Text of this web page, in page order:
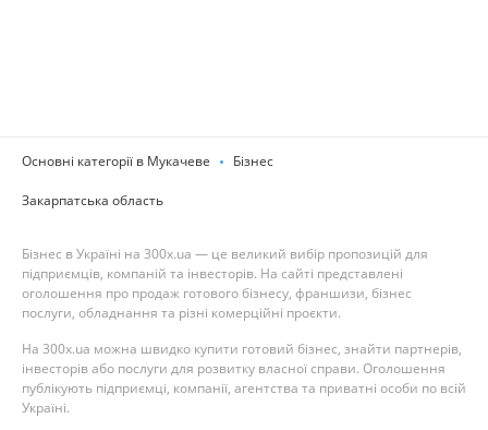
Основні категорії в Мукачеве Бізнес
Закарпатська область
Бізнес в Україні на 300x.ua — це великий вибір пропозицій для
підприємців, компаній та інвесторів. На сайті представлені
оголошення про продаж готового бізнесу, франшизи, бізнес
послуги, обладнання та різні комерційні проєкти.
На 300x.ua можна швидко купити готовий бізнес, знайти партнерів,
інвесторів або послуги для розвитку власної справи. Оголошення
публікують підприємці, компанії, агентства та приватні особи по всій
Україні.